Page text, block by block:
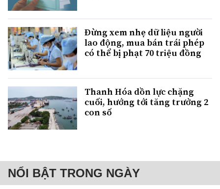
Đừng xem nhẹ dữ liệu người
lao động, mua bán trái phép
có thể bị phạt 70 triệu đồng
Thanh Hóa dồn lực chặng
cuối, hướng tới tăng trưởng 2
con số
NỔI BẬT TRONG NGÀY